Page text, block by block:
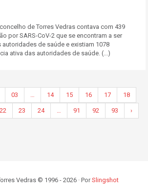
de Torres Vedras contava com 439
por SARS-CoV-2 que se encontram a ser
de saúde e existiam 1078
ativa das autoridades de saúde. (...)
03 … 14 15 16 17 18
22 23 24 … 91 92 93 ›
Vedras © 1996 - 2026 · PorSlingshot